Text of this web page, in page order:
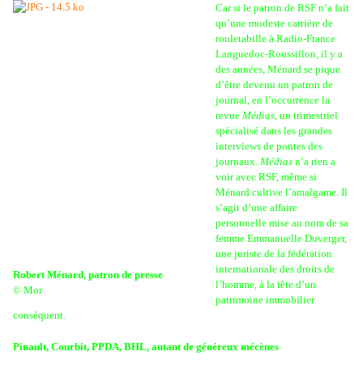
Robert Ménard, patron de presse
© Mor
Car si le patron de RSF n’a fait
qu’une modeste carrière de
rouletabille à Radio-France
Languedoc-Roussillon, il y a
des années, Ménard se pique
d’être devenu un patron de
journal, en l’occurrence la
revue Médias, un trimestriel
spécialisé dans les grandes
interviews de pontes des
journaux. Médias n’a rien a
voir avec RSF, même si
Ménard cultive l’amalgame. Il
s’agit d’une affaire
personnelle mise au nom de sa
femme Emmanuelle Duverger,
une juriste de la fédération
internationale des droits de
l’homme, à la tête d’un
patrimoine immobilier
conséquent.
Pinault, Courbit, PPDA, BHL, autant de généreux mécènes